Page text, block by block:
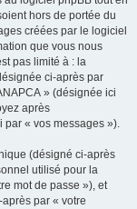
hors de portée du
créées par le logiciel
que vous nous
pas limité à : la
ci-après par
» (désignée ici
après
par « vos messages »).
(désigné ci-après
utilisé pour la
mot de passe »), et
par « votre